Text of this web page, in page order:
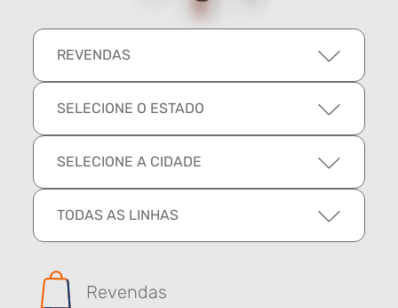
REVENDAS
SELECIONE O ESTADO
SELECIONE A CIDADE
TODAS AS LINHAS
Revendas